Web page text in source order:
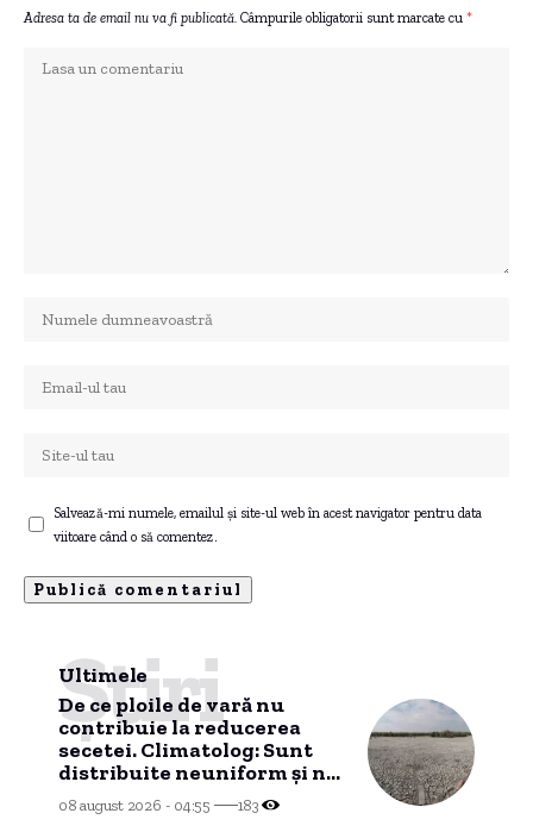
Adresa ta de email nu va fi publicată. Câmpurile obligatorii sunt marcate cu *
Salvează-mi numele, emailul și site-ul web în acest navigator pentru data
viitoare când o să comentez.
Ultimele
Știri
De ce ploile de vară nu
contribuie la reducerea
secetei. Climatolog: Sunt
distribuite neuniform și nu
în zonele cu cea mai mare
necesitate.
08 august 2026 - 04:55 183